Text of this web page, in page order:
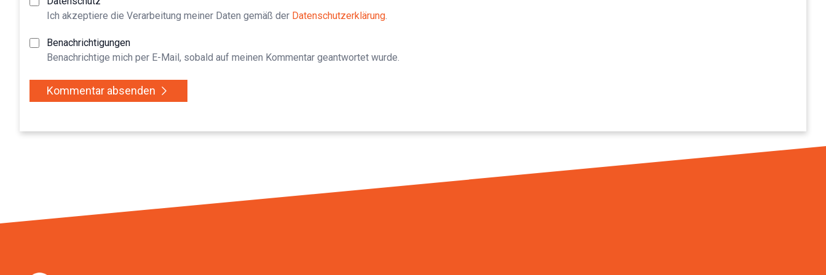
Ich akzeptiere die Verarbeitung meiner Daten gemäß der Datenschutzerklärung.
Benachrichtigungen
Benachrichtige mich per E-Mail, sobald auf meinen Kommentar geantwortet wurde.
Kommentar absenden